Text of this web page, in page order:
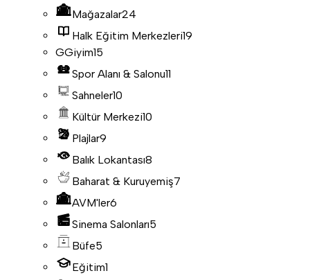
Mağazalar24
Halk Eğitim Merkezleri19
GGiyim15
Spor Alanı & Salonu11
Sahneler10
Kültür Merkezi10
Plajlar9
Balık Lokantası8
Baharat & Kuruyemiş7
AVM'ler6
Sinema Salonları5
Büfe5
Eğitim1